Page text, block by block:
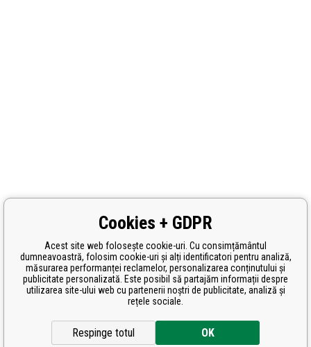
Cookies + GDPR
Acest site web folosește cookie-uri. Cu consimțământul
dumneavoastră, folosim cookie-uri și alți identificatori pentru analiză,
măsurarea performanței reclamelor, personalizarea conținutului și
publicitate personalizată. Este posibil să partajăm informații despre
utilizarea site-ului web cu partenerii noștri de publicitate, analiză și
rețele sociale.
Respinge totul OK